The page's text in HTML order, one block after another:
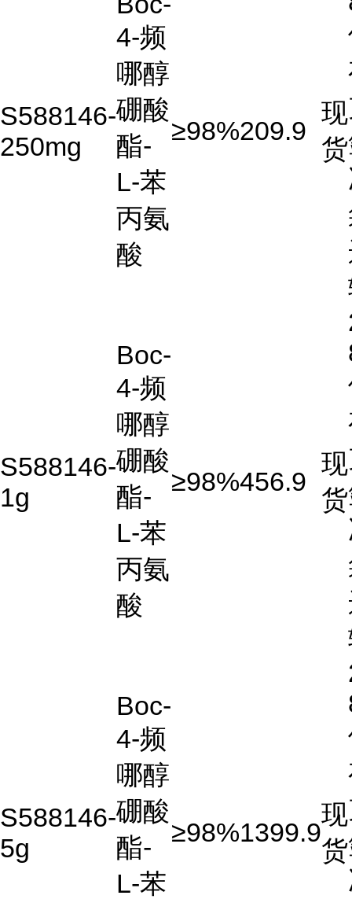
S588146-
250mg
4-频
哪醇
硼酸
酯-
L-苯
丙氨
酸
≥98%209.9
现
货
S588146-
1g
Boc-
4-频
哪醇
硼酸
酯-
L-苯
丙氨
酸
≥98%456.9
现
货
S588146-
5g
Boc-
4-频
哪醇
硼酸
酯-
L-苯
≥98%1399.9
现
货